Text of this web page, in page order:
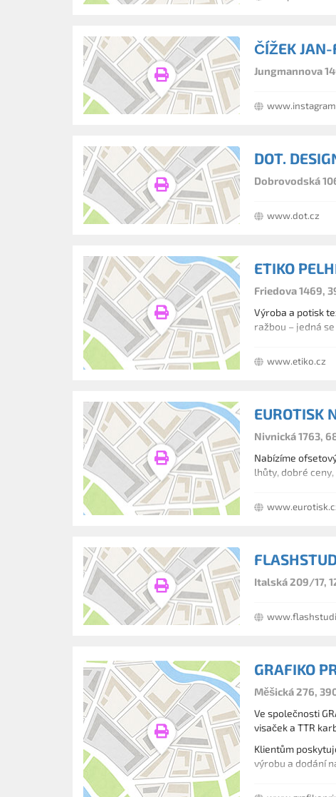
ČÍŽEK JAN-
Jungmannova
DOT.
Dobrovodská
www.dot.cz
ETIKO
Friedova 1469,
Výroba a potisk
ražbou – jedná
www.etiko.cz
EUROTISK
Nivnická 1763,
Nabízíme
lhůty, dobré
Italská 209/17,
GRAFIKO
Měšická 276,
Ve společnosti
visaček a TTR
Klientům
výrobu a dodání